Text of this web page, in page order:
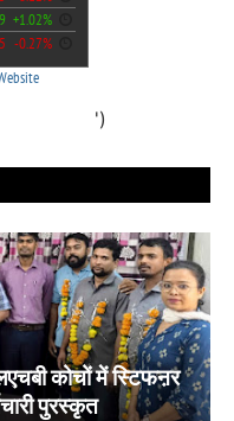
')
कोचों में स्टिफऩर
पुरस्कृत